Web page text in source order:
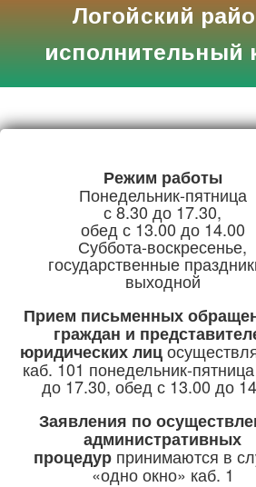
Логойский
исполнительный
Адрес:
г. Логойск, ул.
Телефон/
+375 (1774) 5-
Режим
Режим работы
Понедельник-пятница
с 8.30 до 17.30,
обед с 13.00 до 14.00
Суббота-воскресенье,
государственные
выходной
Прием письменных
граждан и
юридических лиц
каб. 101 понедельник-
до 17.30, обед с 13.00 до
Заявления по
административных
процедурпринимаются в
«одно окно» каб. 1
Горячая
+375 (1774) 5-
Главная